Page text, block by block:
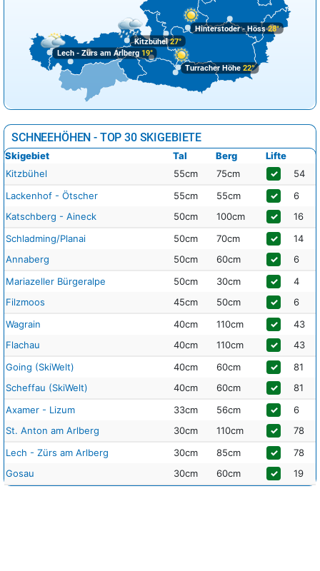
Hinterstoder - Höss28°
Turracher Höhe 22°
Kitzbühel27°
Lech - Zürs am Arlberg19°
SCHNEEHÖHEN - TOP 30 SKIGEBIETE
Skigebiet Tal Berg
Lifte
Kitzbühel
55cm 75cm ✓
54
Lackenhof - Ötscher
55cm 55cm ✓
6
Katschberg - Aineck
50cm 100cm ✓
16
Schladming/Planai
50cm 70cm ✓
14
Annaberg
50cm 60cm ✓
6
Mariazeller Bürgeralpe
50cm 30cm ✓
4
Filzmoos
45cm 50cm ✓
6
Wagrain
40cm 110cm ✓
43
Flachau
40cm 110cm ✓
43
Going (SkiWelt)
40cm 60cm ✓
81
Scheffau (SkiWelt)
40cm 60cm ✓
81
Axamer - Lizum
33cm 56cm ✓
6
St. Anton am Arlberg
30cm 110cm ✓
78
Lech - Zürs am Arlberg
30cm 85cm ✓
78
Gosau
30cm 60cm ✓ 19